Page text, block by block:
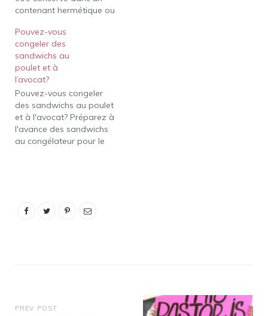
le dans votre
petits…
contenant hermétique ou
pouvez conserver votre
naan à température
ambiante tant que l'air
ne peut pas y accéder.
Naan durera 3 jours en
utilisant cette méthode
de stockage.…
Pouvez-vous
congeler des
sandwichs au
poulet et à
l’avocat?
Pouvez-vous congeler
des sandwichs au poulet
et à l'avocat? Préparez à
l'avance des sandwichs
au congélateur pour le
que vous êtes prêt. De
PREV POST